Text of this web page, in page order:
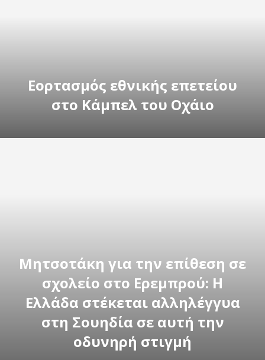
Εορτασμός εθνικής επετείου
στο Κάμπελ του Οχάιο
Μητσοτάκη για την επίθεση σε
σχολείο στο Ερεμπρού: Η
Ελλάδα στέκεται αλληλέγγυα
στη Σουηδία σε αυτή την
οδυνηρή στιγμή